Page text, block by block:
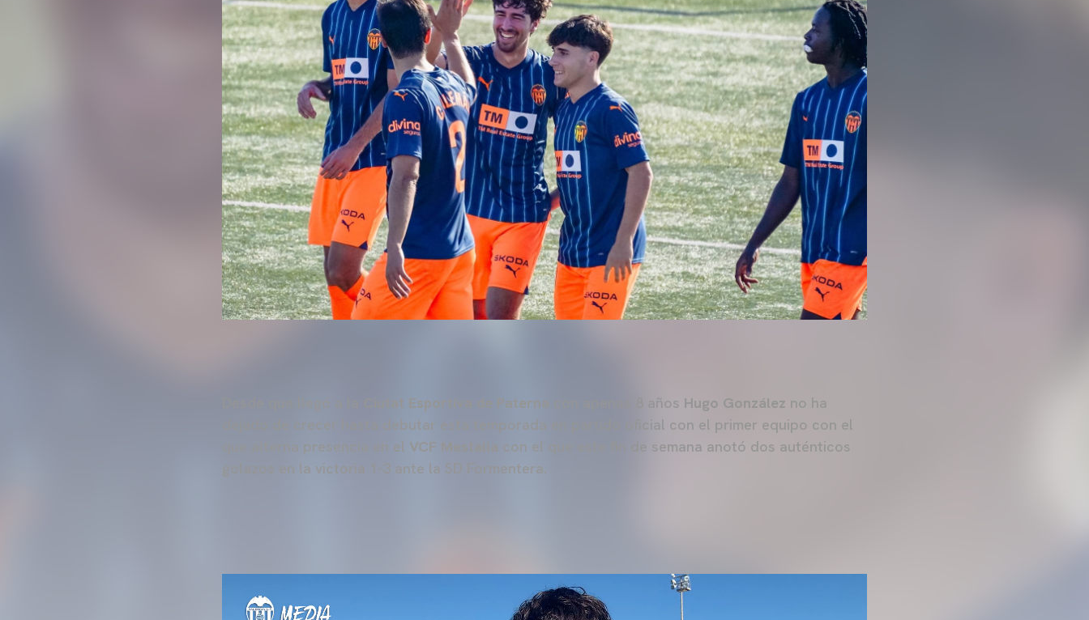
Ciutat Esportiva de Paterna con apenas 8 años Hugo González no ha
dejado de crecer hasta debutar esta temporada en partido oficial con el primer equipo con el
que alterna presencia en el VCF Mestalla
con el que este fin de semana anotó dos auténticos
golazos en la victoria 1-3 ante la SD Formentera.